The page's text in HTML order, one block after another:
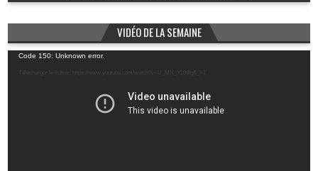
VIDÉO DE LA SEMAINE
Lecteur
vidéo
Code 150: Unknown error.
Télécharger le fichier: https://www.youtube.com/watch?v=U_MN_YL99Ig&_=1